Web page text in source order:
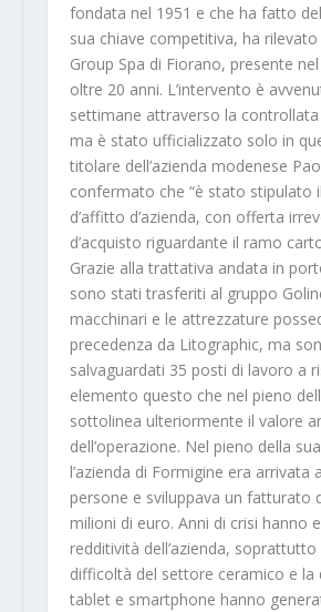
fondata nel 1951 e che ha fatto
sua chiave competitiva, ha
Group Spa di Fiorano, presente
oltre 20 anni. L’intervento è
settimane attraverso la
ma è stato ufficializzato solo in
titolare dell’azienda modenese
confermato che “è stato stipulato
d’affitto d’azienda, con offerta
d’acquisto riguardante il ramo
Grazie alla trattativa andata in
sono stati trasferiti al gruppo
macchinari e le attrezzature
precedenza da Litographic, ma
salvaguardati 35 posti di lavoro a
elemento questo che nel pieno
sottolinea ulteriormente il valore
dell’operazione. Nel pieno della
l’azienda di Formigine era arrivata
persone e sviluppava un fatturato
milioni di euro. Anni di crisi hanno
redditività dell’azienda,
difficoltà del settore ceramico e la
tablet e smartphone hanno